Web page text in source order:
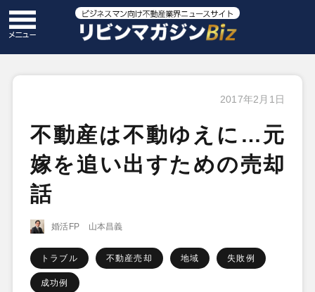
2017年2月1日
不動産は不動ゆえに…元
嫁を追い出すための売却
話
婚活FP 山本昌義
トラブル 不動産売却 地域 失敗例
成功例